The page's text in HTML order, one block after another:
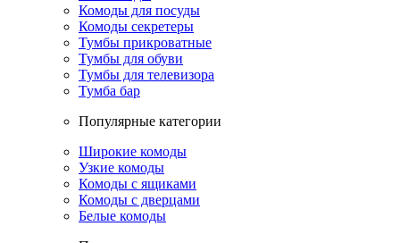
Комоды для посуды
Комоды секретеры
Тумбы прикроватные
Тумбы для обуви
Тумбы для телевизора
Тумба бар
Популярные категории
Широкие комоды
Узкие комоды
Комоды с ящиками
Комоды с дверцами
Белые комоды